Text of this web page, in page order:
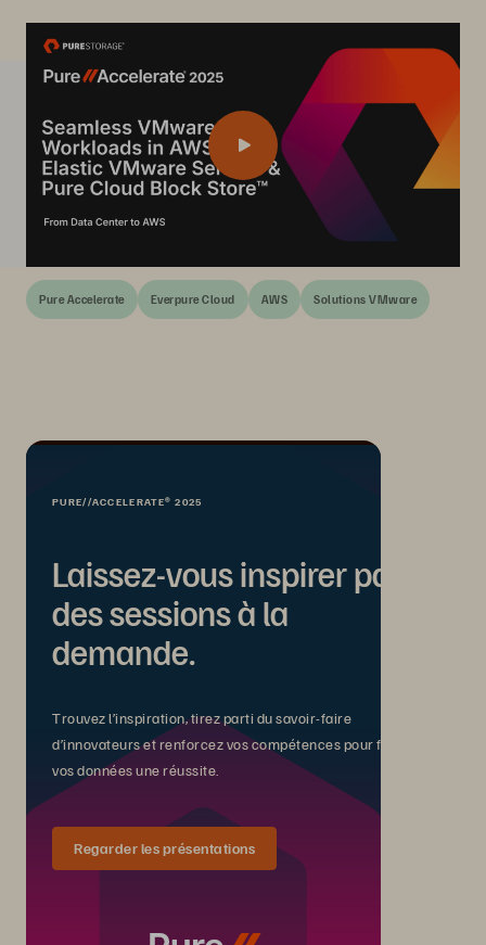
Pure Accelerate Everpure Cloud AWS Solutions VMware
PURE//ACCELERATE® 2025
Laissez-vous inspirer par
des sessions à la
demande.
Trouvez l’inspiration, tirez parti du savoir-faire
d’innovateurs et renforcez vos compétences pour faire de
vos données une réussite.
Regarder les présentations